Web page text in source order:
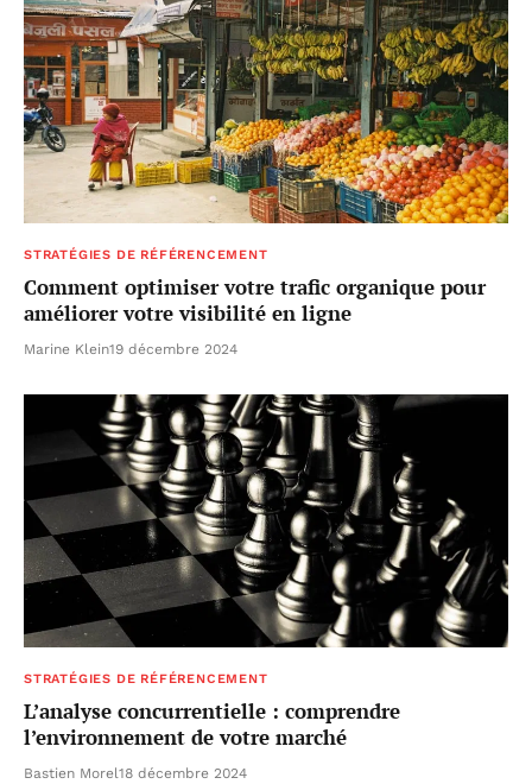
STRATÉGIES DE RÉFÉRENCEMENT
Comment optimiser votre trafic organique pour
améliorer votre visibilité en ligne
Marine Klein19 décembre 2024
STRATÉGIES DE RÉFÉRENCEMENT
L’analyse concurrentielle : comprendre
l’environnement de votre marché
Bastien Morel18 décembre 2024